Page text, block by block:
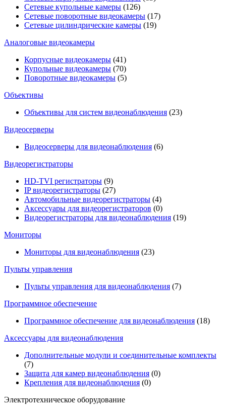
Сетевые купольные камеры (126)
Сетевые поворотные видеокамеры (17)
Сетевые цилиндрические камеры (19)
Аналоговые видеокамеры
Корпусные видеокамеры (41)
Купольные видеокамеры (70)
Поворотные видеокамеры (5)
Объективы
Объективы для систем видеонаблюдения (23)
Видеосерверы
Видеосерверы для видеонаблюдения (6)
Видеорегистраторы
HD-TVI регистраторы (9)
IP видеорегистраторы (27)
Автомобильные видеорегистраторы (4)
Аксессуары для видеорегистраторов (0)
Видеорегистраторы для видеонаблюдения (19)
Мониторы
Мониторы для видеонаблюдения (23)
Пульты управления
Пульты управления для видеонаблюдения (7)
Программное обеспечение
Программное обеспечение для видеонаблюдения (18)
Аксессуары для видеонаблюдения
Дополнительные модули и соединительные комплекты
(7)
Защита для камер видеонаблюдения (0)
Крепления для видеонаблюдения (0)
Электротехническое оборудование